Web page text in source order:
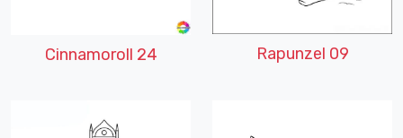
Cinnamoroll 24 Rapunzel 09